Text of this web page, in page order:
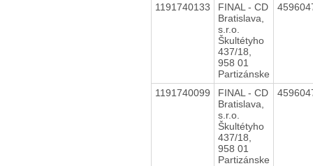
1191740133
FINAL - CD
Bratislava,
s.r.o.
Škultétyho
437/18,
958 01
Partizánske
1191740099
FINAL - CD
Bratislava,
s.r.o.
Škultétyho
437/18,
958 01
Partizánske